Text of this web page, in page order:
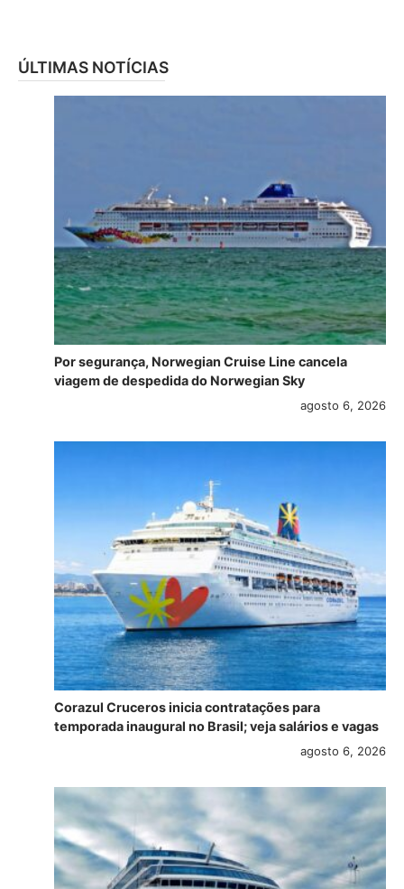
ÚLTIMAS NOTÍCIAS
Por segurança, Norwegian Cruise Line cancela
viagem de despedida do Norwegian Sky
agosto 6, 2026
Corazul Cruceros inicia contratações para
temporada inaugural no Brasil; veja salários e vagas
agosto 6, 2026